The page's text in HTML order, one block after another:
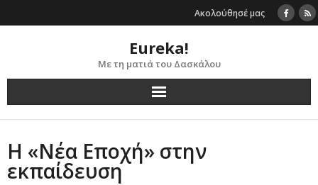
to
Ακολούθησέ μας
Eureka!
Με τη ματιά του Δασκάλου
Η «Νέα Εποχή» στην
εκπαίδευση